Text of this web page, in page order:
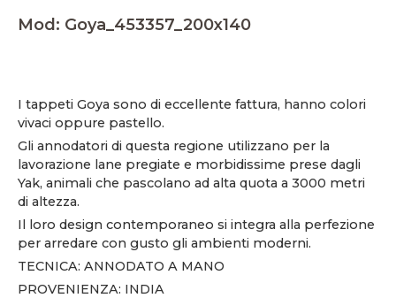
Mod: Goya_453357_200x140
I tappeti Goya sono di eccellente fattura, hanno colori
vivaci oppure pastello.
Gli annodatori di questa regione utilizzano per la
lavorazione lane pregiate e morbidissime prese dagli
Yak, animali che pascolano ad alta quota a 3000 metri
di altezza.
Il loro design contemporaneo si integra alla perfezione
per arredare con gusto gli ambienti moderni.
TECNICA: ANNODATO A MANO
PROVENIENZA: INDIA